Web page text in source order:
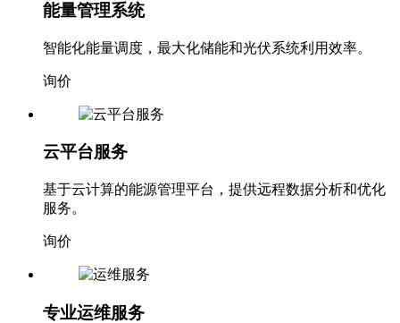
能量管理系统
智能化能量调度，最大化储能和光伏系统利用效率。
询价
云平台服务
基于云计算的能源管理平台，提供远程数据分析和优化
服务。
询价
专业运维服务